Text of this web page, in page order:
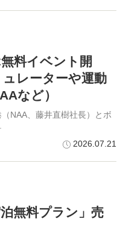
料イベント開
レーターや運動
など）
NAA、藤井直樹社長）とボ
2026.07.21
無料プラン」売